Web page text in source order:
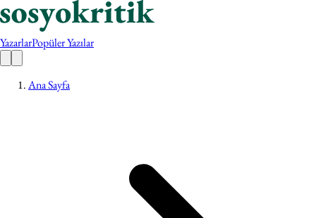
YazarlarPopüler Yazılar
Ana Sayfa